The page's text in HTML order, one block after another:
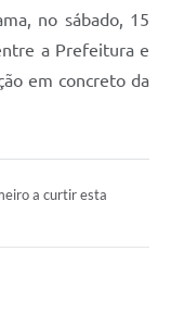
no sábado, 15
a Prefeitura e
em concreto da
a curtir esta